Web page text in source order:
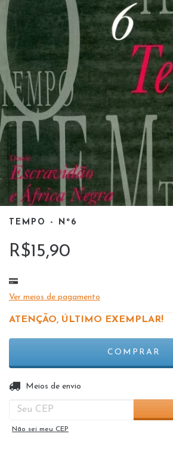
TEMPO - Nº6
R$15,90
Ver meios de pagamento
ATENÇÃO, ÚLTIMO EXEMPLAR!
Entregas para o CEP:
Meios de envio
Não sei meu CEP